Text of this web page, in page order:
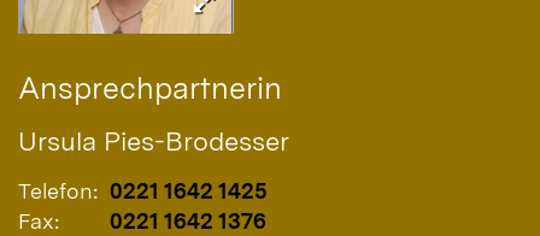
Ansprechpartnerin
Ursula Pies-Brodesser
Telefon: 0221 1642 1425
Fax:
0221 1642 1376